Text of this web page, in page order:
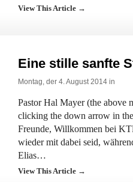
View This Article →
Eine stille sanfte
Montag, der 4. August 2014 in
Pastor Hal Mayer (the above
clicking the down arrow in
Freunde, Willkommen bei
wieder mit dabei seid,
Elias…
View This Article →